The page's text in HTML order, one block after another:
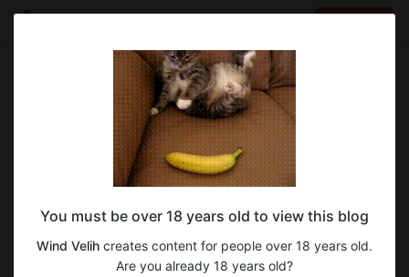
Wind Velih
Sep 03 2024 15:50
SUBSCRIBE
Пришло времени сделать шаг вперед и начать работать над
своей маленькой мечтой, пилить новеллу...концепт
будущего приключенца.
You must be over 18 years old to view this blog
Wind Velih creates content for people over 18 years old.
Are you already 18 years old?